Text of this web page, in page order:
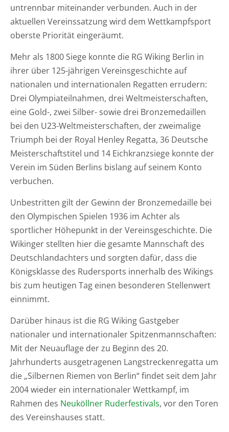
untrennbar miteinander verbunden. Auch in der
aktuellen Vereinssatzung wird dem Wettkampfsport
oberste Priorität eingeräumt.
Mehr als 1800 Siege konnte die RG Wiking Berlin in
ihrer über 125-jährigen Vereinsgeschichte auf
nationalen und internationalen Regatten errudern:
Drei Olympiateilnahmen, drei Weltmeisterschaften,
eine Gold-, zwei Silber- sowie drei Bronzemedaillen
bei den U23-Weltmeisterschaften, der zweimalige
Triumph bei der Royal Henley Regatta, 36 Deutsche
Meisterschaftstitel und 14 Eichkranzsiege konnte der
Verein im Süden Berlins bislang auf seinem Konto
verbuchen.
Unbestritten gilt der Gewinn der Bronzemedaille bei
den Olympischen Spielen 1936 im Achter als
sportlicher Höhepunkt in der Vereinsgeschichte. Die
Wikinger stellten hier die gesamte Mannschaft des
Deutschlandachters und sorgten dafür, dass die
Königsklasse des Rudersports innerhalb des Wikings
bis zum heutigen Tag einen besonderen Stellenwert
einnimmt.
Darüber hinaus ist die RG Wiking Gastgeber
nationaler und internationaler Spitzenmannschaften:
Mit der Neuauflage der zu Beginn des 20.
Jahrhunderts ausgetragenen Langstreckenregatta um
die „Silbernen Riemen von Berlin“ findet seit dem Jahr
2004 wieder ein internationaler Wettkampf, im
Rahmen des Neuköllner Ruderfestivals, vor den Toren
des Vereinshauses statt.